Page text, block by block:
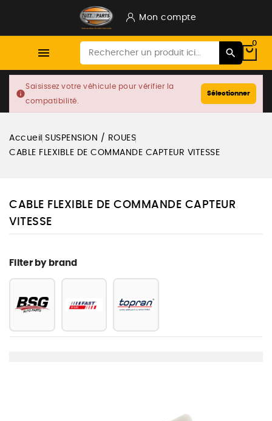
Mon compte

0
info
Saisissez votre véhicule pour vérifier la
compatibilité.
Sélectionner
Accueil SUSPENSION / ROUES
CABLE FLEXIBLE DE COMMANDE CAPTEUR VITESSE
CABLE FLEXIBLE DE COMMANDE CAPTEUR
VITESSE
Filter by brand